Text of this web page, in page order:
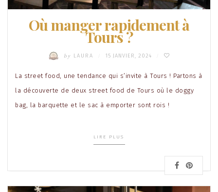
Où manger rapidement à
Tours ?
by LAURA 15 JANVIER, 2024
La street food, une tendance qui s’invite à Tours ! Partons à
la découverte de deux street food de Tours où le doggy
bag, la barquette et le sac à emporter sont rois !
LIRE PLUS